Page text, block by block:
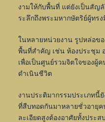
งามให้กับพื้นที่ แต่ยังเป็นสัญ
ระลึกถึงพระมหากษัตริย์ผู้ทร
ในหลายหน่วยงาน รูปหล่อข
พื้นที่สำคัญ เช่น ห้องประชุม
เพื่อเป็นศูนย์รวมจิตใจของผู้
ดำเนินชีวิต
งานประติมากรรมประเภทนี้
ที่สืบทอดกันมาหลายชั่วอายุค
ละเอียดสูงต้องอาศัยทั้งประ